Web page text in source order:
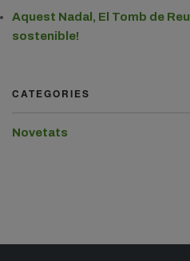
Aquest Nadal, El Tomb de
sostenible!
CATEGORIES
Novetats